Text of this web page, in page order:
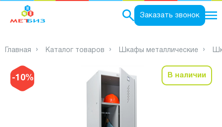
Заказать звонок
Главная Каталог товаров Шкафы металлические
-10% В наличии